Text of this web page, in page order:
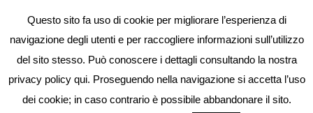
• Gesuiti Villapizzone
• Settimana della Comunicazione
• Festival Biblico
Questo sito fa uso di cookie per migliorare l’esperienza di
navigazione degli utenti e per raccogliere informazioni sull’utilizzo
del sito stesso. Può conoscere i dettagli consultando la nostra
privacy policy qui. Proseguendo nella navigazione si accetta l’uso
dei cookie; in caso contrario è possibile abbandonare il sito.